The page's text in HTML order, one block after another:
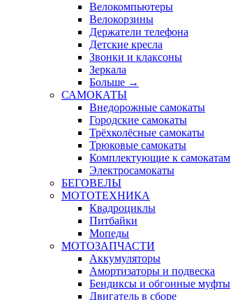
Велокомпьютеры
Велокорзины
Держатели телефона
Детские кресла
Звонки и клаксоны
Зеркала
Больше →
САМОКАТЫ
Внедорожные самокаты
Городские самокаты
Трёхколёсные самокаты
Трюковые самокаты
Комплектующие к самокатам
Электросамокаты
БЕГОВЕЛЫ
МОТОТЕХНИКА
Квадроциклы
Питбайки
Мопеды
МОТОЗАПЧАСТИ
Аккумуляторы
Амортизаторы и подвеска
Бендиксы и обгонные муфты
Двигатель в сборе